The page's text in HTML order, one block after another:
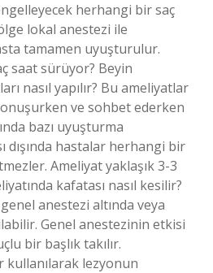
herhangi bir saç
lokal anestezi ile
tamamen uyuşturulur.
saat sürüyor? Beyin
nasıl yapılır? Bu ameliyatlar
ve sohbet ederken
bazı uyuşturma
dışında hastalar herhangi bir
Ameliyat yaklaşık 3-3
kafatası nasıl kesilir?
anestezi altında veya
Genel anestezinin etkisi
bir başlık takılır.
kullanılarak lezyonun